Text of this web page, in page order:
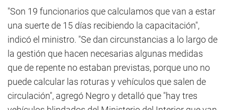
"Son 19 funcionarios que calculamos que van a estar
una suerte de 15 días recibiendo la capacitación",
indicó el ministro. "Se dan circunstancias a lo largo de
la gestión que hacen necesarias algunas medidas
que de repente no estaban previstas, porque uno no
puede calcular las roturas y vehículos que salen de
circulación", agregó Negro y detalló que "hay tres